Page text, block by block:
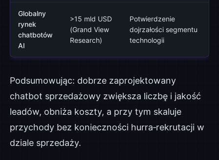
Globalny
rynek
chatbotów
AI
>15 mld USD
(Grand View
Research)
Potwierdzenie
dojrzałości segmentu
technologii
Podsumowując: dobrze zaprojektowany
chatbot sprzedażowy zwiększa liczbę i jakość
leadów, obniża koszty, a przy tym skaluje
przychody bez konieczności hurra‑rekrutacji w
dziale sprzedaży.